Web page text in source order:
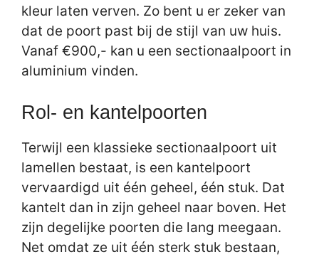
kleur laten verven. Zo bent u er zeker van
dat de poort past bij de stijl van uw huis.
Vanaf €900,- kan u een sectionaalpoort in
aluminium vinden.
Rol- en kantelpoorten
Terwijl een klassieke sectionaalpoort uit
lamellen bestaat, is een kantelpoort
vervaardigd uit één geheel, één stuk. Dat
kantelt dan in zijn geheel naar boven. Het
zijn degelijke poorten die lang meegaan.
Net omdat ze uit één sterk stuk bestaan,